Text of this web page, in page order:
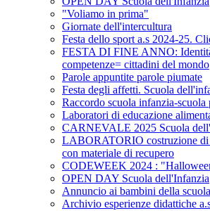
"Voliamo in prima"
Giornate dell'intercultura
Festa dello sport a.s 2024-25.
FESTA DI FINE ANNO:
competenze= cittadini del mondo
Parole appuntite parole piumate
Festa degli affetti. Scuola
Raccordo scuola infanzia-scuola
Laboratori di educazione
CARNEVALE 2025 Scuola
LABORATORIO costruzione di
con materiale di recupero
CODEWEEK 2024 :
OPEN DAY Scuola dell'Infanzia
Annuncio ai bambini della
Archivio esperienze didattiche